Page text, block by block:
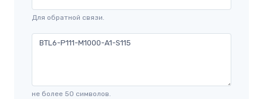
Для обратной связи.
не более 50 символов.